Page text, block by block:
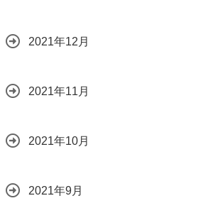
2021年12月
2021年11月
2021年10月
2021年9月